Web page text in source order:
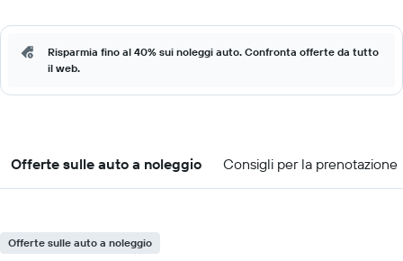
Risparmia fino al 40% sui noleggi auto. Confronta offerte da tutto
il web.
Offerte sulle auto a noleggio Consigli per la prenotazione
Offerte sulle auto a noleggio